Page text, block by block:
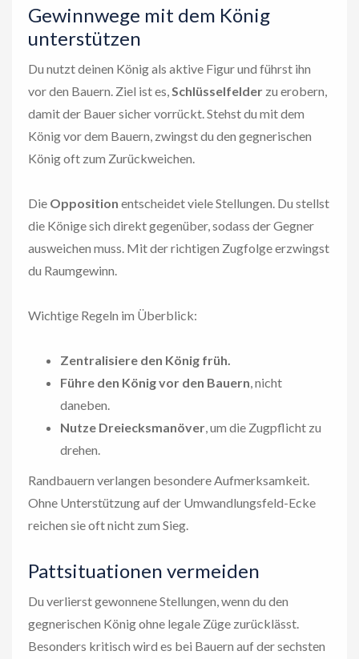
Gewinnwege mit dem König
unterstützen
Du nutzt deinen König als aktive Figur und führst ihn
vor den Bauern. Ziel ist es,Schlüsselfelder zu erobern,
damit der Bauer sicher vorrückt. Stehst du mit dem
König vor dem Bauern, zwingst du den gegnerischen
König oft zum Zurückweichen.
Die Opposition entscheidet viele Stellungen. Du stellst
die Könige sich direkt gegenüber, sodass der Gegner
ausweichen muss. Mit der richtigen Zugfolge erzwingst
du Raumgewinn.
Wichtige Regeln im Überblick:
Zentralisiere den König früh.
Führe den König vor den Bauern, nicht
daneben.
Nutze Dreiecksmanöver, um die Zugpflicht zu
drehen.
Randbauern verlangen besondere Aufmerksamkeit.
Ohne Unterstützung auf der Umwandlungsfeld-Ecke
reichen sie oft nicht zum Sieg.
Pattsituationen vermeiden
Du verlierst gewonnene Stellungen, wenn du den
gegnerischen König ohne legale Züge zurücklässt.
Besonders kritisch wird es bei Bauern auf der sechsten